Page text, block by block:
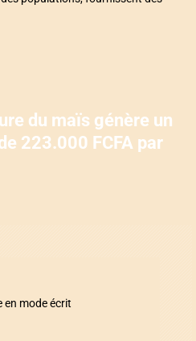
du maïs génère un
223.000 FCFA par
en mode écrit